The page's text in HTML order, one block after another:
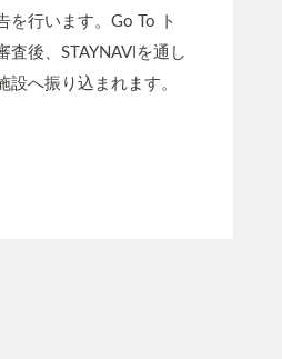
を行います。Go To ト
査後、STAYNAVIを通し
設へ振り込まれます。